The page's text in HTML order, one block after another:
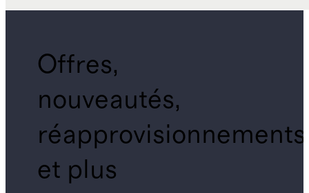
Offres,
nouveautés,
réapprovisionnements
et plus